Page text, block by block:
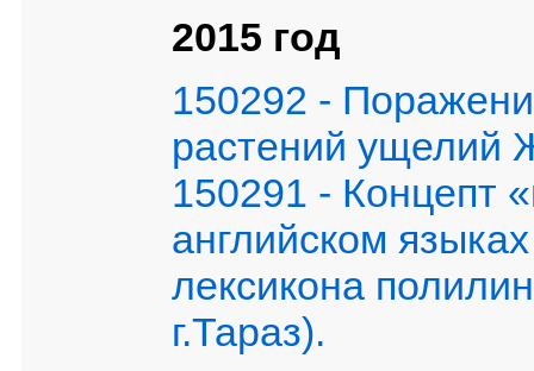
2015 год
150292 -
растений ущелий
150291 - Концепт
английском
лексикона
г.Тараз).